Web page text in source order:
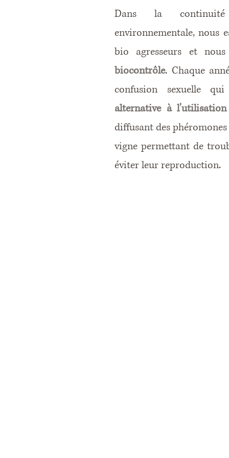
Dans la
environnementale, nous
bio agresseurs et
biocontrôle. Chaque
confusion sexuelle
alternative à l'utilisation
diffusant des
vigne permettant de
éviter leur reproduction.